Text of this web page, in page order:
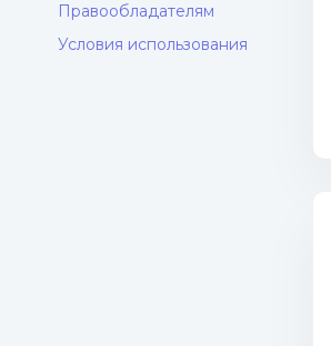
Правообладателям
Условия использования